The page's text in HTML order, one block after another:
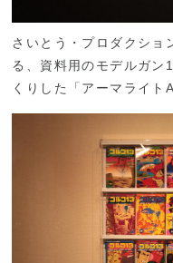
さいとう・プロダクショ
る、資料用のモデルガン
くりした「アーマライト